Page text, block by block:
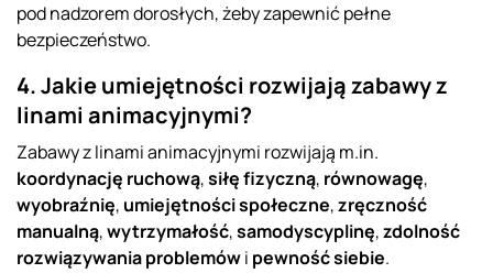
pod nadzorem dorosłych, żeby zapewnić pełne
bezpieczeństwo.
4. Jakie umiejętności rozwijają zabawy z
linami animacyjnymi?
Zabawy z linami animacyjnymi rozwijają m.in.
koordynację ruchową,siłę fizyczną, równowagę,
wyobraźnię, umiejętności społeczne,zręczność
manualną,wytrzymałość,samodyscyplinę,zdolność
rozwiązywania problemówi pewność siebie.